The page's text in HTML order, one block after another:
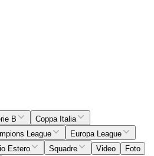
B
Coppa Italia
League
Europa League
Estero Squadre Video
Foto